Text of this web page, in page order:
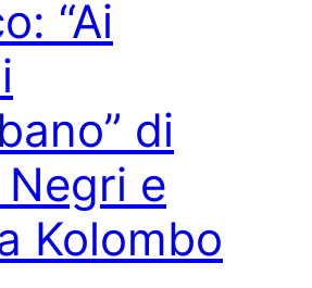
“Ai
di
e
Kolombo